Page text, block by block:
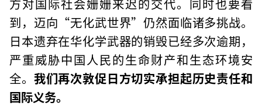
到，迈向“无化武世界”仍然面临诸多挑战。
日本遗弃在华化学武器的销毁已经多次逾期，
严重威胁中国人民的生命财产和生态环境安
全。 我们再次敦促日方切实承担起历史责任和
国际义务。